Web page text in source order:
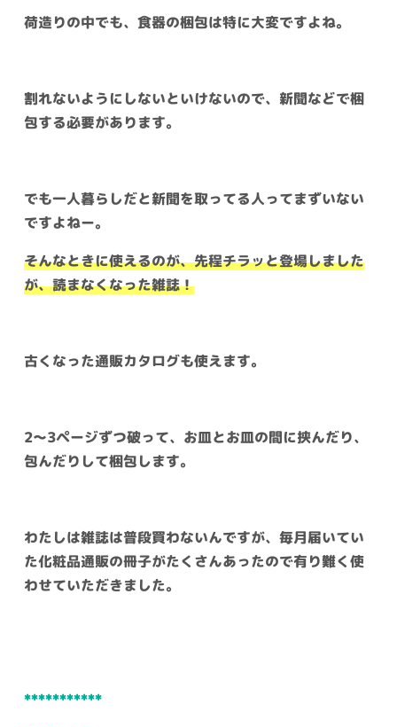
荷造りの中でも、食器の梱包は特に大変ですよね。
割れないようにしないといけないので、新聞などで梱
包する必要があります。
でも一人暮らしだと新聞を取ってる人ってまずいない
ですよねー。
そんなときに使えるのが、先程チラッと登場しました
が、読まなくなった雑誌！
古くなった通販カタログも使えます。
2〜3ページずつ破って、お皿とお皿の間に挟んだり、
包んだりして梱包します。
わたしは雑誌は普段買わないんですが、毎月届いてい
た化粧品通販の冊子がたくさんあったので有り難く使
わせていただきました。
***********